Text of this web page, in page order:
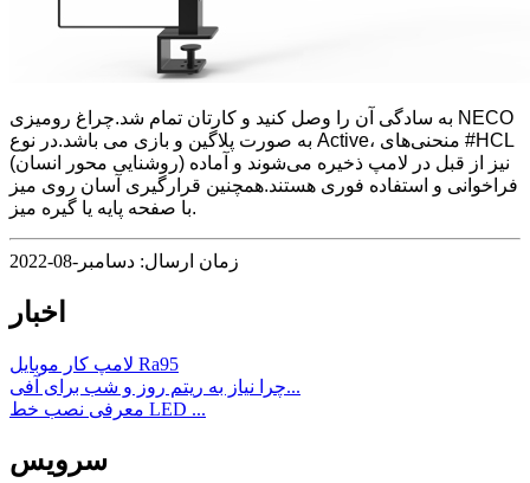
به سادگی آن را وصل کنید و کارتان تمام شد.چراغ رومیزی NECO
به صورت پلاگین و بازی می باشد.در نوع Active، منحنی‌های #HCL
(روشنایی محور انسان) نیز از قبل در لامپ ذخیره می‌شوند و آماده
فراخوانی و استفاده فوری هستند.همچنین قرارگیری آسان روی میز
با صفحه پایه یا گیره میز.
زمان ارسال: دسامبر-08-2022
اخبار
لامپ کار موبایل Ra95
چرا نیاز به ریتم روز و شب برای آفی...
معرفی نصب خط LED ...
سرویس